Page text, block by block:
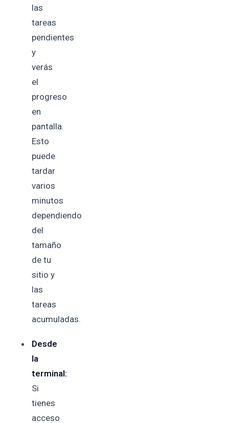
las
tareas
pendientes
y
verás
el
progreso
en
pantalla.
Esto
puede
tardar
varios
minutos
dependiendo
del
tamaño
de tu
sitio y
las
tareas
acumuladas.
Desde
la
terminal:
Si
tienes
acceso